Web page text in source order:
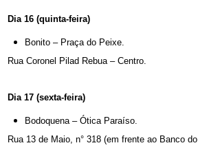
Dia 16 (quinta-feira)
Bonito – Praça do Peixe.
Rua Coronel Pilad Rebua – Centro.
Dia 17 (sexta-feira)
Bodoquena – Ótica Paraíso.
Rua 13 de Maio, n° 318 (em frente ao Banco do